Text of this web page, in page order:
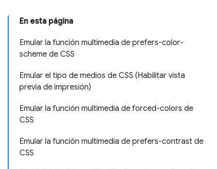
En esta página
Emular la función multimedia de prefers-color-
scheme de CSS
Emular el tipo de medios de CSS (Habilitar vista
previa de impresión)
Emular la función multimedia de forced-colors de
CSS
Emular la función multimedia de prefers-contrast de
CSS